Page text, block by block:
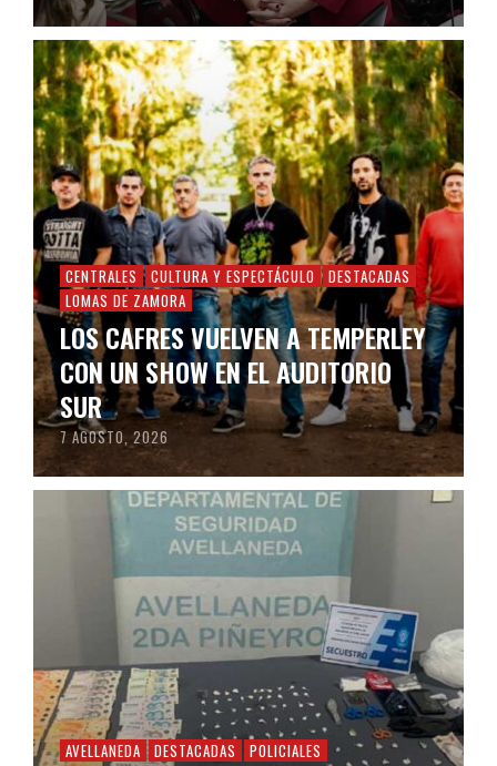
CENTRALES CULTURA Y ESPECTÁCULO
DESTACADAS
LOMAS DE ZAMORA
LOS CAFRES VUELVEN A TEMPERLEY
CON UN SHOW EN EL AUDITORIO
SUR
7 AGOSTO, 2026
AVELLANEDA DESTACADAS POLICIALES